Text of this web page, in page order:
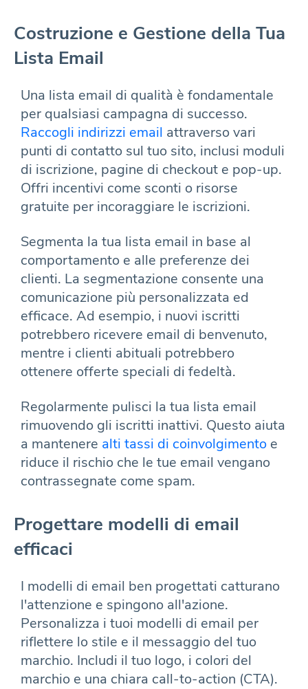
Costruzione e Gestione della Tua
Lista Email
Una lista email di qualità è fondamentale
per qualsiasi campagna di successo.
Raccogli indirizzi email attraverso vari
punti di contatto sul tuo sito, inclusi moduli
di iscrizione, pagine di checkout e pop-up.
Offri incentivi come sconti o risorse
gratuite per incoraggiare le iscrizioni.
Segmenta la tua lista email in base al
comportamento e alle preferenze dei
clienti. La segmentazione consente una
comunicazione più personalizzata ed
efficace. Ad esempio, i nuovi iscritti
potrebbero ricevere email di benvenuto,
mentre i clienti abituali potrebbero
ottenere offerte speciali di fedeltà.
Regolarmente pulisci la tua lista email
rimuovendo gli iscritti inattivi. Questo aiuta
a mantenere alti tassi di coinvolgimento e
riduce il rischio che le tue email vengano
contrassegnate come spam.
Progettare modelli di email
efficaci
I modelli di email ben progettati catturano
l'attenzione e spingono all'azione.
Personalizza i tuoi modelli di email per
riflettere lo stile e il messaggio del tuo
marchio. Includi il tuo logo, i colori del
marchio e una chiara call-to-action (CTA).